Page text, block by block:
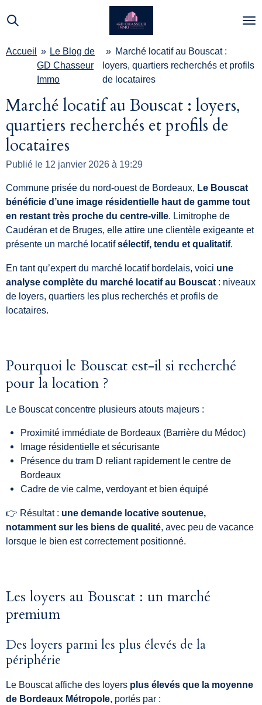
Passer
au
principal
Accueil » Le Blog de
GD Chasseur
Immo
» Marché locatif au Bouscat :
loyers, quartiers recherchés et profils
de locataires
Marché locatif au Bouscat : loyers,
quartiers recherchés et profils de
locataires
Publié le 12 janvier 2026 à 19:29
Commune prisée du nord-ouest de Bordeaux, Le Bouscat
bénéficie d’une image résidentielle haut de gamme tout
en restant très proche du centre-ville. Limitrophe de
Caudéran et de Bruges, elle attire une clientèle exigeante et
présente un marché locatifsélectif, tendu et qualitatif.
En tant qu’expert du marché locatif bordelais, voici une
analyse complète du marché locatif au Bouscat : niveaux
de loyers, quartiers les plus recherchés et profils de
locataires.
Pourquoi le Bouscat est-il si recherché
pour la location ?
Le Bouscat concentre plusieurs atouts majeurs :
Proximité immédiate de Bordeaux (Barrière du Médoc)
Image résidentielle et sécurisante
Présence du tram D reliant rapidement le centre de
Bordeaux
Cadre de vie calme, verdoyant et bien équipé
👉 Résultat : une demande locative soutenue,
notamment sur les biens de qualité, avec peu de vacance
lorsque le bien est correctement positionné.
Les loyers au Bouscat : un marché
premium
Des loyers parmi les plus élevés de la
périphérie
Le Bouscat affiche des loyers plus élevés que la moyenne
de Bordeaux Métropole, portés par :